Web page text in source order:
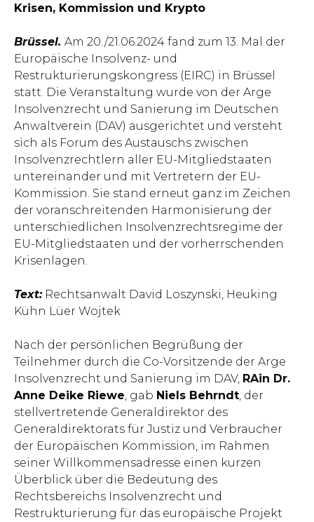
Krisen, Kommission und Krypto
Brüssel. Am 20./21.06.2024 fand zum 13. Mal der
Europäische Insolvenz- und
Restrukturierungskongress (EIRC) in Brüssel
statt. Die Veranstaltung wurde von der Arge
Insolvenzrecht und Sanierung im Deutschen
Anwaltverein (DAV) ausgerichtet und versteht
sich als Forum des Austauschs zwischen
Insolvenzrechtlern aller EU-Mitgliedstaaten
untereinander und mit Vertretern der EU-
Kommission. Sie stand erneut ganz im Zeichen
der voranschreitenden Harmonisierung der
unterschiedlichen Insolvenzrechtsregime der
EU-Mitgliedstaaten und der vorherrschenden
Krisenlagen.
Text:Rechtsanwalt David Loszynski, Heuking
Kühn Lüer Wojtek
Nach der persönlichen Begrüßung der
Teilnehmer durch die Co-Vorsitzende der Arge
Insolvenzrecht und Sanierung im DAV, RAin Dr.
Anne Deike Riewe, gab Niels Behrndt, der
stellvertretende Generaldirektor des
Generaldirektorats für Justiz und Verbraucher
der Europäischen Kommission, im Rahmen
seiner Willkommensadresse einen kurzen
Überblick über die Bedeutung des
Rechtsbereichs Insolvenzrecht und
Restrukturierung für das europäische Projekt